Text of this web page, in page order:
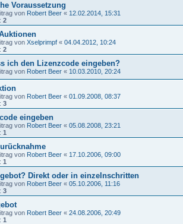
Voraussetzung
von Robert Beer « 12.02.2014, 15:31
2
von Xselprimpf « 04.04.2012, 10:24
2
ich den Lizenzcode eingeben?
von Robert Beer « 10.03.2010, 20:24
von Robert Beer « 01.09.2008, 08:37
3
eingeben
von Robert Beer « 05.08.2008, 23:21
1
von Robert Beer « 17.10.2006, 09:00
1
Direkt oder in einzelnschritten
von Robert Beer « 05.10.2006, 11:16
3
von Robert Beer « 24.08.2006, 20:49
1